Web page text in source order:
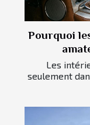
Pourquoi
Les
seulement